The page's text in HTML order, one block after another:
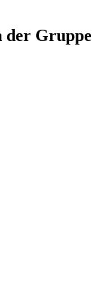
der Gruppe